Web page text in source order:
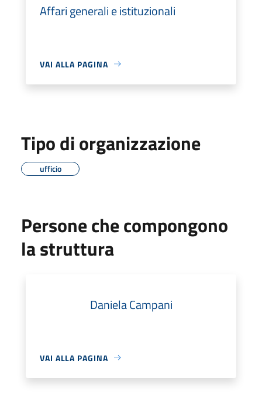
Affari generali e istituzionali
VAI ALLA PAGINA
Tipo di organizzazione
ufficio
Persone che compongono
la struttura
Daniela Campani
VAI ALLA PAGINA